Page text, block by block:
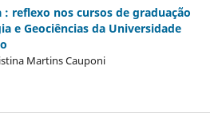
reflexo nos cursos de graduação
e Geociências da Universidade
Martins Cauponi